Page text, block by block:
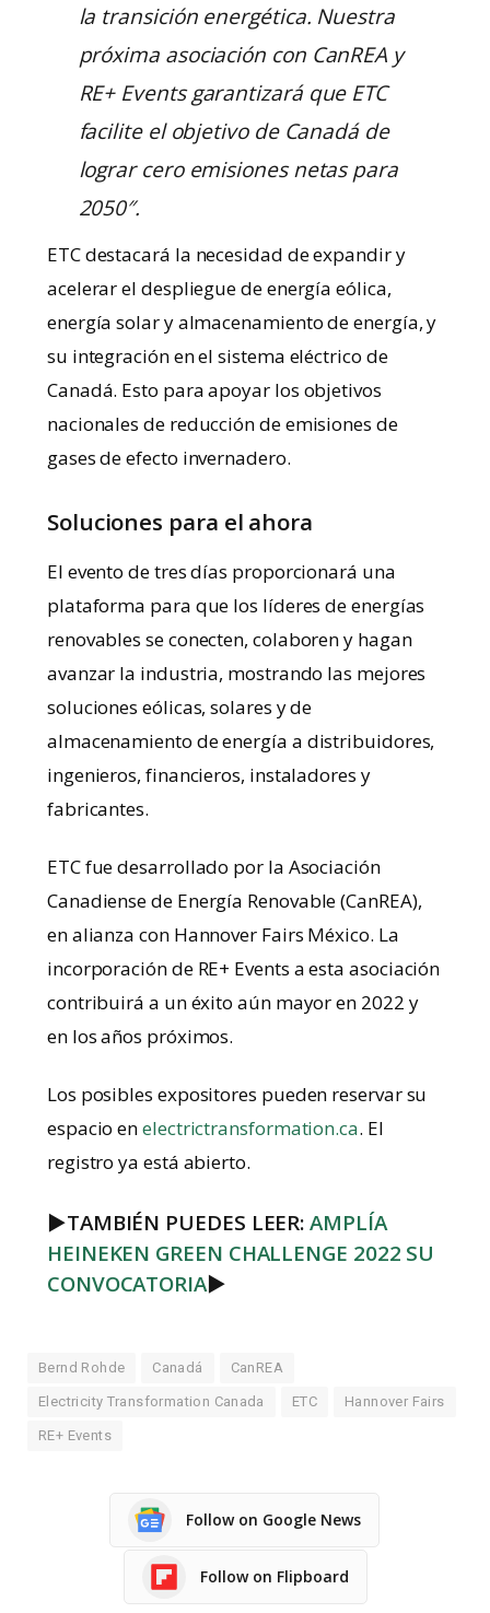
la transición energética. Nuestra
próxima asociación con CanREA y
RE+ Events garantizará que ETC
facilite el objetivo de Canadá de
lograr cero emisiones netas para
2050″.
ETC destacará la necesidad de expandir y
acelerar el despliegue de energía eólica,
energía solar y almacenamiento de energía, y
su integración en el sistema eléctrico de
Canadá. Esto para apoyar los objetivos
nacionales de reducción de emisiones de
gases de efecto invernadero.
Soluciones para el ahora
El evento de tres días proporcionará una
plataforma para que los líderes de energías
renovables se conecten, colaboren y hagan
avanzar la industria, mostrando las mejores
soluciones eólicas, solares y de
almacenamiento de energía a distribuidores,
ingenieros, financieros, instaladores y
fabricantes.
ETC fue desarrollado por la Asociación
Canadiense de Energía Renovable (CanREA),
en alianza con Hannover Fairs México. La
incorporación de RE+ Events a esta asociación
contribuirá a un éxito aún mayor en 2022 y
en los años próximos.
Los posibles expositores pueden reservar su
espacio enelectrictransformation.ca. El
registro ya está abierto.
►TAMBIÉN PUEDES LEER:AMPLÍA
HEINEKEN GREEN CHALLENGE 2022 SU
CONVOCATORIA►
Bernd Rohde Canadá CanREA
Electricity Transformation Canada ETC Hannover Fairs
RE+ Events
Follow on Google News
Follow on Flipboard